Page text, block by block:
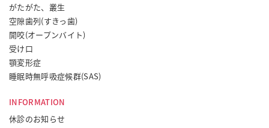
がたがた、叢生
空隙歯列(すきっ歯)
開咬(オープンバイト)
受け口
顎変形症
睡眠時無呼吸症候群(SAS)
INFORMATION
休診のお知らせ